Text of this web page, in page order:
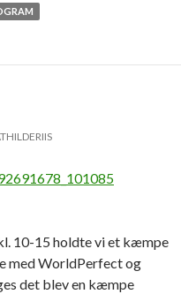
10-15 holdte vi et kæmpe
med WorldPerfect og
det blev en kæmpe